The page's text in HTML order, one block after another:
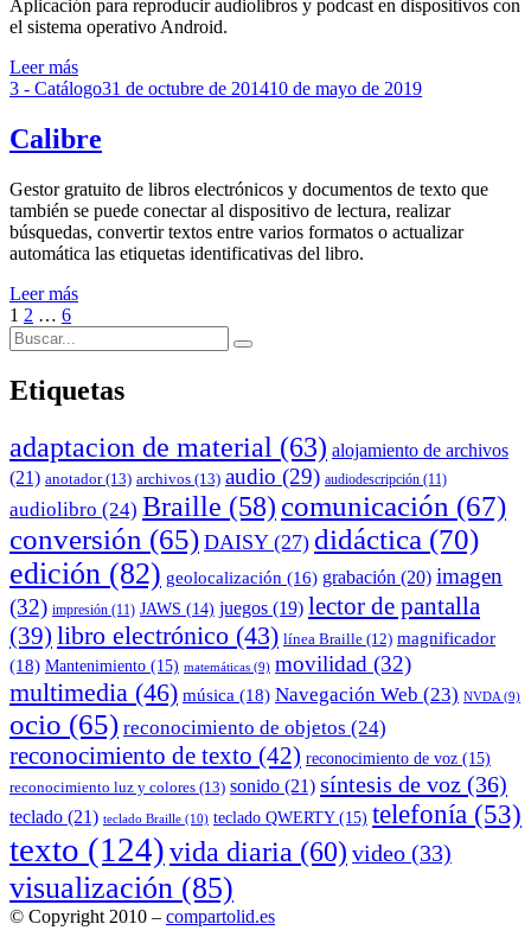
Aplicación para reproducir audiolibros y podcast en dispositivos con
el sistema operativo Android.
Leer más
3 - CatálogoPublicado
31 de octubre de 201410 de mayo de 2019
Calibre
Gestor gratuito de libros electrónicos y documentos de texto que
también se puede conectar al dispositivo de lectura, realizar
búsquedas, convertir textos entre varios formatos o actualizar
automática las etiquetas identificativas del libro.
Leer más
Paginación
de
entradas
Página
1 Página
2 … Página
6Página
Buscar:
Buscar
Etiquetas
adaptacion de material (63) alojamiento de archivos
(21) anotador(13) archivos (13) audio (29) audiodescripción (11)
audiolibro (24) Braille (58) comunicación (67)
conversión (65) DAISY(27) didáctica (70)
edición (82) geolocalización (16) grabación (20) imagen
(32) impresión (11) JAWS (14) juegos (19) lector de pantalla
(39) libro electrónico (43) línea Braille (12) magnificador
(18) Mantenimiento (15) matemáticas (9) movilidad (32)
multimedia (46) música (18) Navegación Web (23) NVDA (9)
ocio (65) reconocimiento de objetos (24)
reconocimiento de texto (42) reconocimiento de voz (15)
reconocimiento luz y colores (13) sonido (21) síntesis de voz (36)
teclado (21) teclado Braille (10) teclado QWERTY(15) telefonía (53)
texto (124)vida diaria (60) video (33)
visualización (85)
© Copyright 2010 – compartolid.es